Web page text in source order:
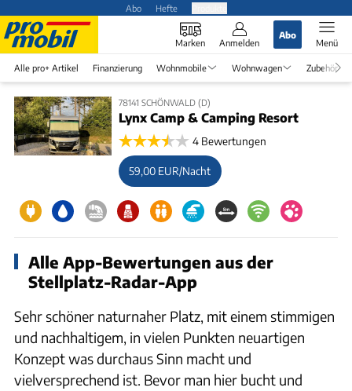
Abo Hefte
Marken Anmelden
Abo
Menü
Alle pro+ Artikel Finanzierung Wohnmobile Wohnwagen Zubehör
78141 SCHÖNWALD (D)
Lynx Camp & Camping Resort
4 Bewertungen
59,00 EUR/Nacht
Alle App-Bewertungen aus der
Stellplatz-Radar-App
Sehr schöner naturnaher Platz, mit einem stimmigen
und nachhaltigem, in vielen Punkten neuartigen
Konzept was durchaus Sinn macht und
vielversprechend ist. Bevor man hier bucht und